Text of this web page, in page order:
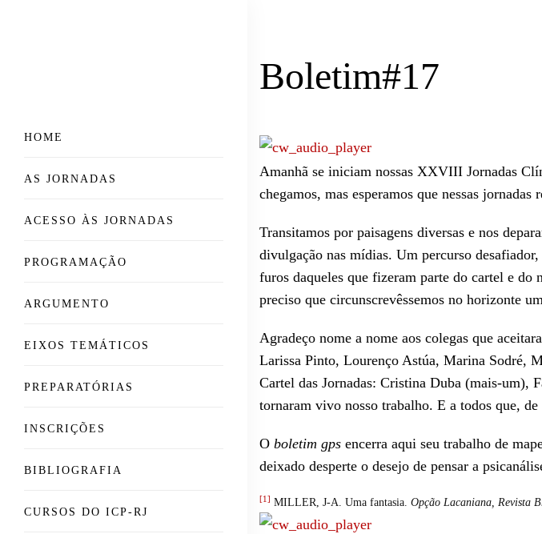
HOME
AS JORNADAS
ACESSO ÀS JORNADAS
PROGRAMAÇÃO
ARGUMENTO
EIXOS TEMÁTICOS
PREPARATÓRIAS
INSCRIÇÕES
BIBLIOGRAFIA
CURSOS DO ICP-RJ
Boletim#17
Amanhã se iniciam nossas XXVIII Jornadas
chegamos, mas esperamos que nessas
Transitamos por paisagens diversas e nos
divulgação nas mídias. Um percurso
furos daqueles que fizeram parte do cartel e do
preciso que circunscrevêssemos no horizonte
Agradeço nome a nome aos colegas que
Larissa Pinto, Lourenço Astúa, Marina Sodré,
Cartel das Jornadas: Cristina Duba (mais-um),
tornaram vivo nosso trabalho. E a todos que,
Oboletim gps encerra aqui seu trabalho de
deixado desperte o desejo de pensar a
[1] MILLER, J-A. Uma fantasia.Opção Lacaniana, Revista